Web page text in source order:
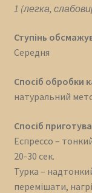
1 (легка,
Ступінь
Середня
Спосіб обробки
натуральний
Спосіб
Еспрессо –
20-30 сек.
Турка –
перемішати,